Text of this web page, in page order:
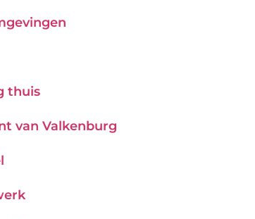
thuis
van Valkenburg